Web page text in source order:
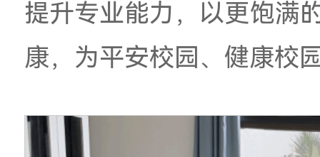
医疗服务环节，打造
快医疗设备和服务
给；三是推进就诊环